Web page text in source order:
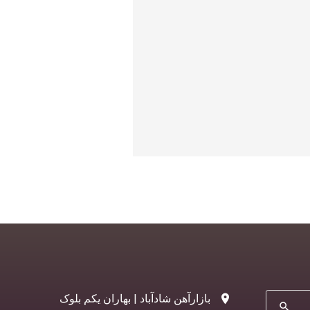
search
بازارآهن شادآباد | بهاران یکم بلوک